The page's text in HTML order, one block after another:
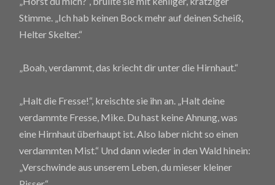
Stimme. „Ich hab keinen Bock mehr auf deinen Scheiß,
Helter Skelter.“
„Boah, verdammt, das kriecht dir unter die Hirnhaut.“
„Halt die Fresse!“, kreischte sie ihn an. „Halt deine
verdammte Fresse, Mike. Du hast keine Ahnung, was
eine Hirnhaut überhaupt ist. Also laber nicht so einen
verdammten Mist.“ Und dann wieder in den Wald hinein:
„Verschwinde aus unserem Leben, du mieser kleiner